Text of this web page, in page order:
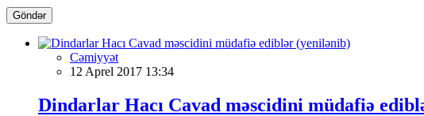
Göndər
Cəmiyyət
12 Aprel 2017 13:34
Dindarlar Hacı Cavad məscidini müdafiə